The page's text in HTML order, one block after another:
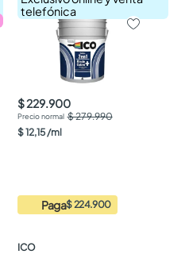
telefónica
$ 229.900
$ 279.990
$12,15 /ml
Paga$ 224.900
ICO